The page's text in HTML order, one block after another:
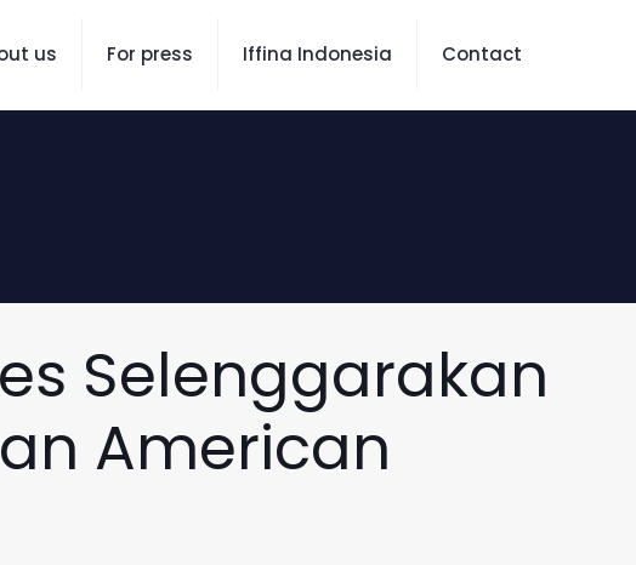
us For press Iffina Indonesia Contact
Selenggarakan
American